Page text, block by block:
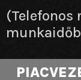
(Telefonos